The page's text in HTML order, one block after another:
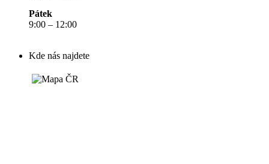
Pátek
9:00 – 12:00
Kde nás najdete